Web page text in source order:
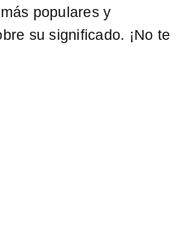
populares y
su significado. ¡No te